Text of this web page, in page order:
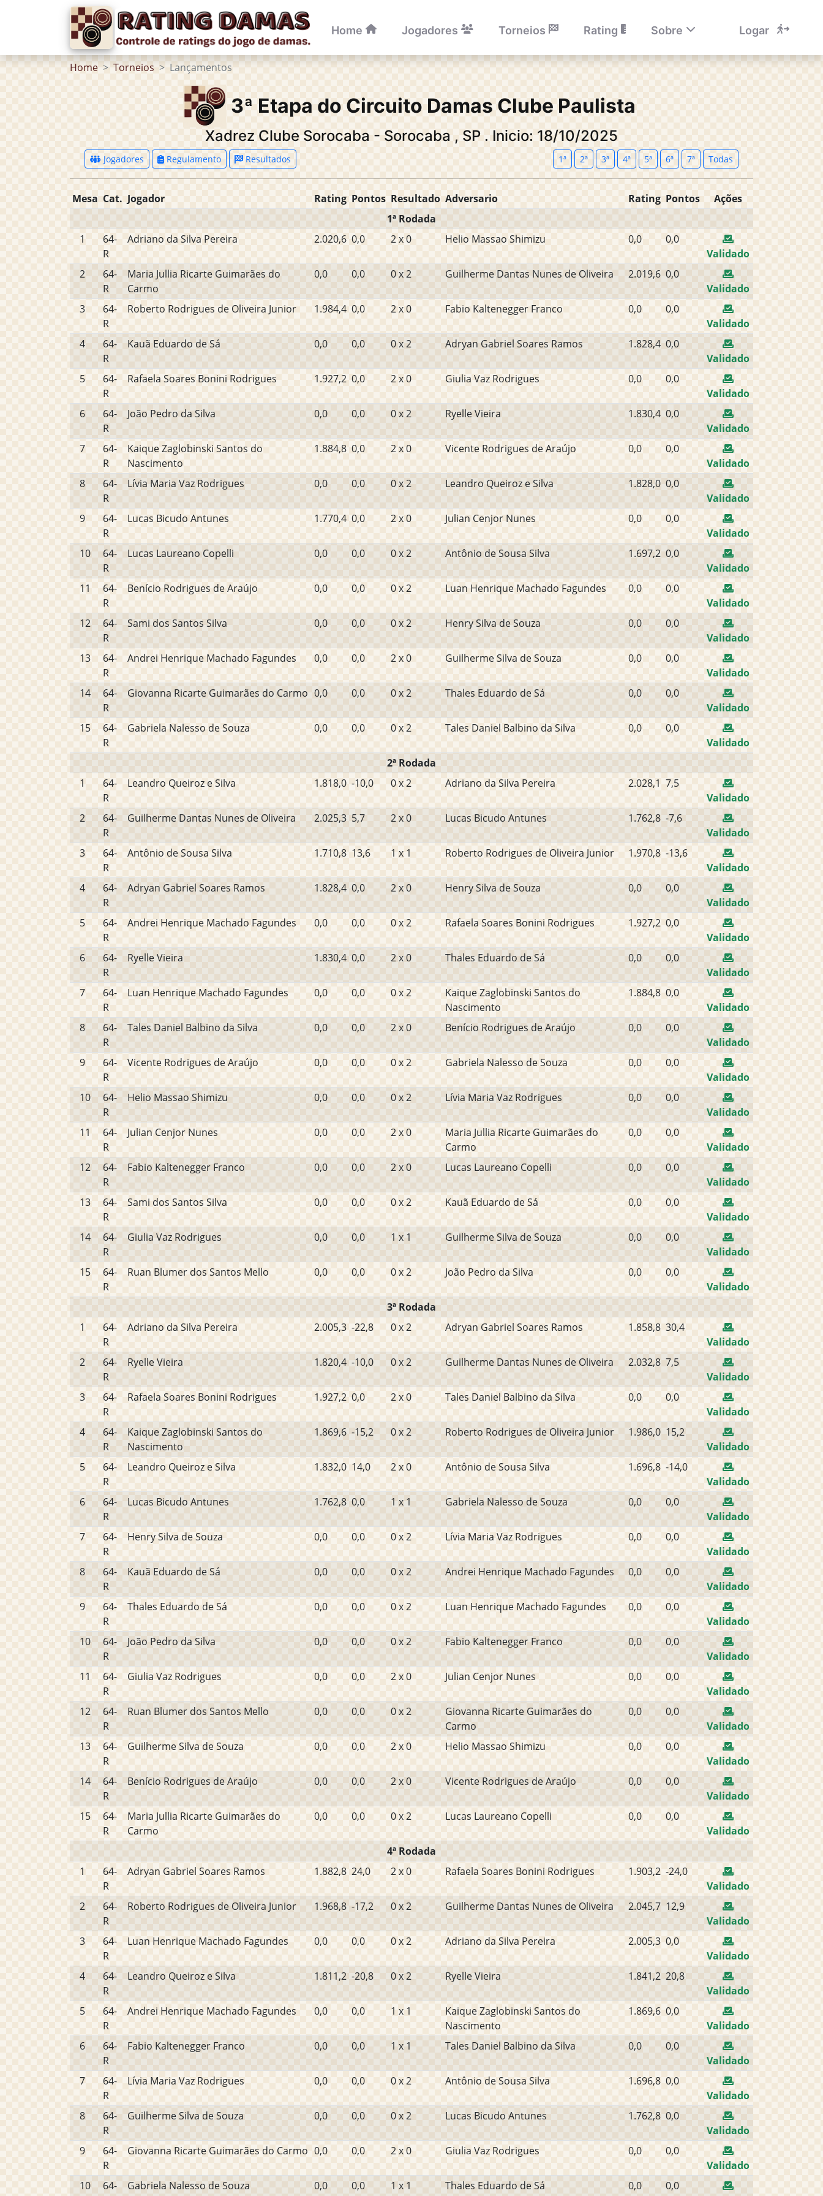
Home Jogadores Torneios Rating Sobre Logar
Home Torneios Lançamentos
3ª Etapa do Circuito Damas Clube Paulista
Xadrez Clube Sorocaba - Sorocaba , SP . Inicio: 18/10/2025
Jogadores Regulamento Resultados 1ª 2ª 3ª 4ª 5ª 6ª 7ª Todas
Mesa Cat. Jogador Rating Pontos Resultado Adversario Rating Pontos
Ações
1ª Rodada
1
64-
R
Adriano da Silva Pereira 2.020,6 0,0 2 x 0 Helio Massao Shimizu 0,0
0,0
Validado
2
64-
R
Maria Jullia Ricarte Guimarães do
Carmo
0,0 0,0 0 x 2 Guilherme Dantas Nunes de Oliveira 2.019,6 0,0
Validado
3
64-
R
Roberto Rodrigues de Oliveira Junior 1.984,4 0,0 2 x 0 Fabio Kaltenegger Franco 0,0
0,0
Validado
4
64-
R
Kauã Eduardo de Sá 0,0 0,0 0 x 2 Adryan Gabriel Soares Ramos 1.828,4 0,0
Validado
5
64-
R
Rafaela Soares Bonini Rodrigues 1.927,2 0,0 2 x 0 Giulia Vaz Rodrigues 0,0
0,0
Validado
6
64-
R
João Pedro da Silva 0,0 0,0 0 x 2 Ryelle Vieira 1.830,4 0,0
Validado
7
64-
R
Kaique Zaglobinski Santos do
Nascimento
1.884,8 0,0 2 x 0 Vicente Rodrigues de Araújo 0,0
0,0
Validado
8
64-
R
Lívia Maria Vaz Rodrigues 0,0 0,0 0 x 2 Leandro Queiroz e Silva 1.828,0 0,0
Validado
9
64-
R
Lucas Bicudo Antunes 1.770,4 0,0 2 x 0 Julian Cenjor Nunes 0,0
0,0
Validado
10
64-
R
Lucas Laureano Copelli 0,0 0,0 0 x 2 Antônio de Sousa Silva 1.697,2 0,0
Validado
11
64-
R
Benício Rodrigues de Araújo 0,0 0,0 0 x 2 Luan Henrique Machado Fagundes 0,0
0,0
Validado
12
64-
R
Sami dos Santos Silva 0,0 0,0 0 x 2 Henry Silva de Souza 0,0
0,0
Validado
13
64-
R
Andrei Henrique Machado Fagundes 0,0 0,0 2 x 0 Guilherme Silva de Souza 0,0
0,0
Validado
14
64-
R
Giovanna Ricarte Guimarães do Carmo 0,0 0,0 0 x 2 Thales Eduardo de Sá 0,0
0,0
Validado
15
64-
R
Gabriela Nalesso de Souza 0,0 0,0 0 x 2 Tales Daniel Balbino da Silva 0,0
0,0
Validado
2ª Rodada
1
64-
R
Leandro Queiroz e Silva 1.818,0 -10,0 0 x 2 Adriano da Silva Pereira 2.028,1 7,5
Validado
2
64-
R
Guilherme Dantas Nunes de Oliveira 2.025,3 5,7 2 x 0 Lucas Bicudo Antunes 1.762,8 -7,6
Validado
3
64-
R
Antônio de Sousa Silva 1.710,8 13,6 1 x 1 Roberto Rodrigues de Oliveira Junior 1.970,8 -13,6
Validado
4
64-
R
Adryan Gabriel Soares Ramos 1.828,4 0,0 2 x 0 Henry Silva de Souza 0,0
0,0
Validado
5
64-
R
Andrei Henrique Machado Fagundes 0,0 0,0 0 x 2 Rafaela Soares Bonini Rodrigues 1.927,2 0,0
Validado
6
64-
R
Ryelle Vieira 1.830,4 0,0 2 x 0 Thales Eduardo de Sá 0,0
0,0
Validado
7
64-
R
Luan Henrique Machado Fagundes 0,0 0,0 0 x 2
Kaique Zaglobinski Santos do
Nascimento
1.884,8 0,0
Validado
8
64-
R
Tales Daniel Balbino da Silva 0,0 0,0 2 x 0 Benício Rodrigues de Araújo 0,0
0,0
Validado
9
64-
R
Vicente Rodrigues de Araújo 0,0 0,0 0 x 2 Gabriela Nalesso de Souza 0,0
0,0
Validado
10
64-
R
Helio Massao Shimizu 0,0 0,0 0 x 2 Lívia Maria Vaz Rodrigues 0,0
0,0
Validado
11
64-
R
Julian Cenjor Nunes 0,0 0,0 2 x 0
Maria Jullia Ricarte Guimarães do
Carmo
0,0
0,0
Validado
12
64-
R
Fabio Kaltenegger Franco 0,0 0,0 2 x 0 Lucas Laureano Copelli 0,0
0,0
Validado
13
64-
R
Sami dos Santos Silva 0,0 0,0 0 x 2 Kauã Eduardo de Sá 0,0
0,0
Validado
14
64-
R
Giulia Vaz Rodrigues 0,0 0,0 1 x 1 Guilherme Silva de Souza 0,0
0,0
Validado
15
64-
R
Ruan Blumer dos Santos Mello 0,0 0,0 0 x 2 João Pedro da Silva 0,0
0,0
Validado
3ª Rodada
1
64-
R
Adriano da Silva Pereira 2.005,3 -22,8 0 x 2 Adryan Gabriel Soares Ramos 1.858,8 30,4
Validado
2
64-
R
Ryelle Vieira 1.820,4 -10,0 0 x 2 Guilherme Dantas Nunes de Oliveira 2.032,8 7,5
Validado
3
64-
R
Rafaela Soares Bonini Rodrigues 1.927,2 0,0 2 x 0 Tales Daniel Balbino da Silva 0,0
0,0
Validado
4
64-
R
Kaique Zaglobinski Santos do
Nascimento
1.869,6 -15,2 0 x 2 Roberto Rodrigues de Oliveira Junior 1.986,0 15,2
Validado
5
64-
R
Leandro Queiroz e Silva 1.832,0 14,0 2 x 0 Antônio de Sousa Silva 1.696,8 -14,0
Validado
6
64-
R
Lucas Bicudo Antunes 1.762,8 0,0 1 x 1 Gabriela Nalesso de Souza 0,0
0,0
Validado
7
64-
R
Henry Silva de Souza 0,0 0,0 0 x 2 Lívia Maria Vaz Rodrigues 0,0
0,0
Validado
8
64-
R
Kauã Eduardo de Sá 0,0 0,0 0 x 2 Andrei Henrique Machado Fagundes 0,0
0,0
Validado
9
64-
R
Thales Eduardo de Sá 0,0 0,0 0 x 2 Luan Henrique Machado Fagundes 0,0
0,0
Validado
10
64-
R
João Pedro da Silva 0,0 0,0 0 x 2 Fabio Kaltenegger Franco 0,0
0,0
Validado
11
64-
R
Giulia Vaz Rodrigues 0,0 0,0 2 x 0 Julian Cenjor Nunes 0,0
0,0
Validado
12
64-
R
Ruan Blumer dos Santos Mello 0,0 0,0 0 x 2
Giovanna Ricarte Guimarães do
Carmo
0,0
0,0
Validado
13
64-
R
Guilherme Silva de Souza 0,0 0,0 2 x 0 Helio Massao Shimizu 0,0
0,0
Validado
14
64-
R
Benício Rodrigues de Araújo 0,0 0,0 2 x 0 Vicente Rodrigues de Araújo 0,0
0,0
Validado
15
64-
R
Maria Jullia Ricarte Guimarães do
Carmo
0,0 0,0 0 x 2 Lucas Laureano Copelli 0,0
0,0
Validado
4ª Rodada
1
64-
R
Adryan Gabriel Soares Ramos 1.882,8 24,0 2 x 0 Rafaela Soares Bonini Rodrigues 1.903,2 -24,0
Validado
2
64-
R
Roberto Rodrigues de Oliveira Junior 1.968,8 -17,2 0 x 2 Guilherme Dantas Nunes de Oliveira 2.045,7 12,9
Validado
3
64-
R
Luan Henrique Machado Fagundes 0,0 0,0 0 x 2 Adriano da Silva Pereira 2.005,3 0,0
Validado
4
64-
R
Leandro Queiroz e Silva 1.811,2 -20,8 0 x 2 Ryelle Vieira 1.841,2 20,8
Validado
5
64-
R
Andrei Henrique Machado Fagundes 0,0 0,0 1 x 1
Kaique Zaglobinski Santos do
Nascimento
1.869,6 0,0
Validado
6
64-
R
Fabio Kaltenegger Franco 0,0 0,0 1 x 1 Tales Daniel Balbino da Silva 0,0
0,0
Validado
7
64-
R
Lívia Maria Vaz Rodrigues 0,0 0,0 0 x 2 Antônio de Sousa Silva 1.696,8 0,0
Validado
8
64-
R
Guilherme Silva de Souza 0,0 0,0 0 x 2 Lucas Bicudo Antunes 1.762,8 0,0
Validado
9
64-
R
Giovanna Ricarte Guimarães do Carmo 0,0 0,0 2 x 0 Giulia Vaz Rodrigues 0,0
0,0
Validado
10
64-
Gabriela Nalesso de Souza 0,0 0,0 1 x 1 Thales Eduardo de Sá 0,0
0,0